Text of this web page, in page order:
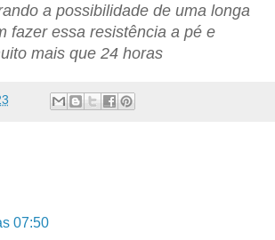
a possibilidade de uma longa
fazer essa resistência a pé e
mais que 24 horas
07:50